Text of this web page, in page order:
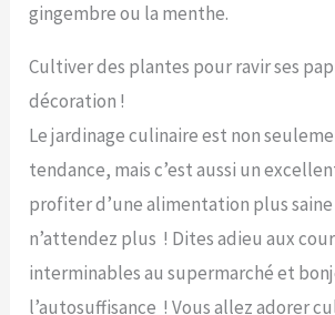
gingembre ou la menthe.
Cultiver des plantes pour ravir ses
décoration !
Le jardinage culinaire est non
tendance, mais c’est aussi un
profiter d’une alimentation plus saine
n’attendez plus ! Dites adieu aux
interminables au supermarché et
l’autosuffisance ! Vous allez adorer